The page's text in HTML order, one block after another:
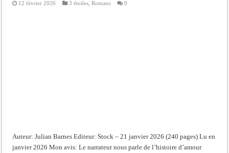
12 février 2026 3 étoiles ,Romans 0
Auteur: Julian Barnes Editeur: Stock – 21 janvier 2026 (240 pages) Lu en
janvier 2026 Mon avis: Le narrateur nous parle de l’histoire d’amour